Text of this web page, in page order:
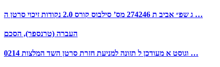
ג שפ״ אביב ת 274246 מס’ סילבוס קורס 2.0 נקודות זיכוי סרטן ה …
העברה (טרנספר), הסכם
0214 וגוסט א מעודכן ל תזונה למניעת חזרת סרטן השד המלצות …